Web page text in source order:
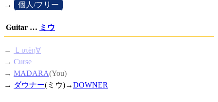
→
個人/フリー
Guitar … ミウ
→
Ｌυτёη∀
→ Curse
→ MADARA(You)
→ ダウナー(ミウ)→DOWNER